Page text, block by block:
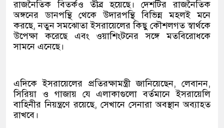
রাজনৈতিক বিতর্কও তীব্র হয়েছে। দেশটির রাজনৈতিক
অঙ্গনের ডানপন্থি থেকে উদারপন্থি বিভিন্ন মহলই মনে
করছে, নতুন সমঝোতা ইসরায়েলের কিছু কৌশলগত স্বার্থকে
উপেক্ষা করেছে এবং ওয়াশিংটনের সঙ্গে মতবিরোধকে
সামনে এনেছে।
এদিকে ইসরায়েলের প্রতিরক্ষামন্ত্রী জানিয়েছেন, লেবানন,
সিরিয়া ও গাজায় যে এলাকাগুলো বর্তমানে ইসরায়েলি
বাহিনীর নিয়ন্ত্রণে রয়েছে, সেখানে সেনারা অবস্থান অব্যাহত
রাখবে।